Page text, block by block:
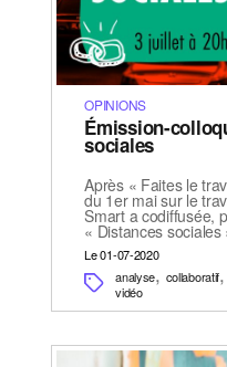
OPINIONS
Émission-
sociales
Après « Faites le
du 1er mai sur le
Smart a codiffusée,
« Distances
Le 01-07-2020
analyse, collaboratif,
vidéo